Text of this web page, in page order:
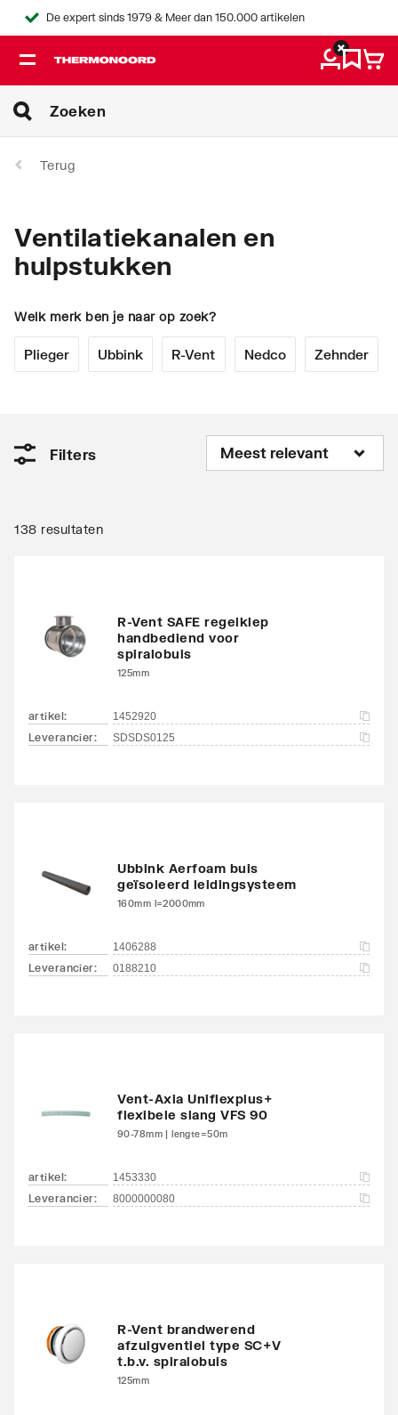
De expert sinds 1979 & Meer dan 150.000 artikelen
Terug
Ventilatiekanalen en
hulpstukken
Welk merk ben je naar op zoek?
Plieger Ubbink R-Vent Nedco Zehnder
Filters
138 resultaten
R-Vent SAFE regelklep
handbediend voor
spiralobuis
125mm
artikel: 1452920
Leverancier: SDSDS0125
Ubbink Aerfoam buis
geïsoleerd leidingsysteem
160mm l=2000mm
artikel: 1406288
Leverancier: 0188210
Vent-Axia Uniflexplus+
flexibele slang VFS 90
90-78mm | lengte=50m
artikel: 1453330
Leverancier: 8000000080
R-Vent brandwerend
afzuigventiel type SC+V
t.b.v. spiralobuis
125mm